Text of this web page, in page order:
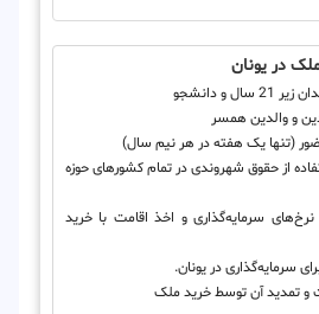
در یونان
و دانشجو
و والدین همسر
(تنها یک هفته در هر نیم سال)
از حقوق شهروندی در تمام کشورهای حوزه
نرخ‌های سرمایه‌گذاری و اخذ اقامت با خرید
سرمایه‌گذاری در یونان.
و تمدید آن توسط خرید ملک